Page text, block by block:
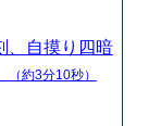
、自摸り四暗
（約3分10秒）